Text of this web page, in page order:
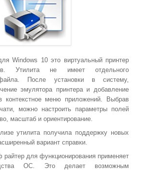
Windows 10 это виртуальный принтер
Утилита не имеет отдельного
файла. После установки в систему,
эмулятора принтера и добавление
контекстное меню приложений. Выбрав
можно настроить параметры полей
масштаб и ориентирование.
утилита получила поддержку новых
вариант справки.
райтер для функционирования применяет
ОС. Это делает возможным